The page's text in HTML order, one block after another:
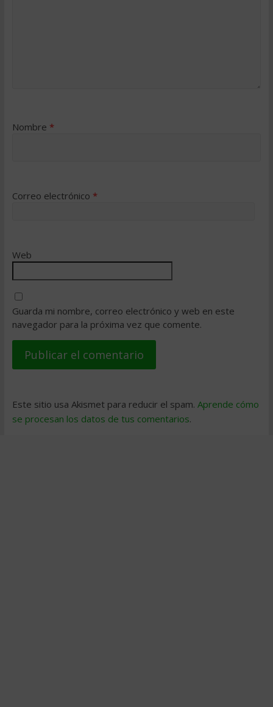
Nombre *
Correo electrónico *
Web
Guarda mi nombre, correo electrónico y web en este
navegador para la próxima vez que comente.
Este sitio usa Akismet para reducir el spam. Aprende cómo
se procesan los datos de tus comentarios.